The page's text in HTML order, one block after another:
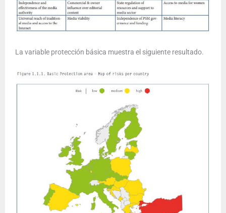
La variable protección básica muestra el siguiente resultado.